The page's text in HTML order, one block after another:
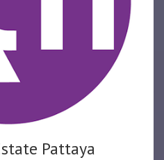
Pattaya